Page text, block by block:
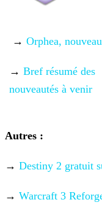
→ Orphea,
→ Bref résumé des
nouveautés à venir
Autres :
→ Destiny 2 gratuit
→ Warcraft 3